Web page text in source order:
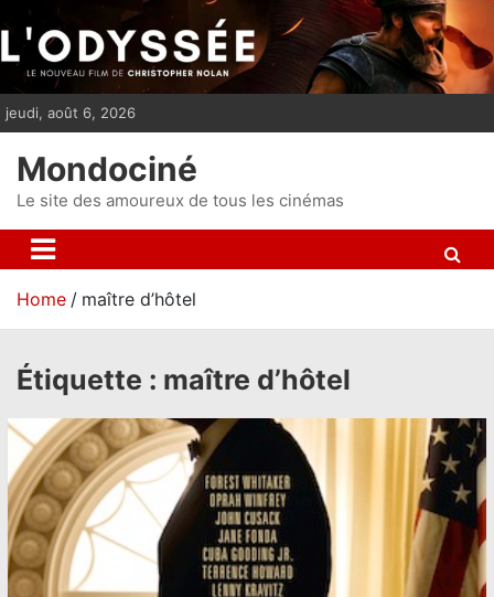
i
p
t
n
t
jeudi, août 6, 2026
Mondociné
Le site des amoureux de tous les cinémas
Home maître d’hôtel
Étiquette : maître d’hôtel